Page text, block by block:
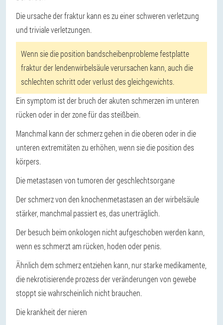
Die ursache der fraktur kann es zu einer schweren verletzung
und triviale verletzungen.
Wenn sie die position bandscheibenprobleme festplatte
fraktur der lendenwirbelsäule verursachen kann, auch die
schlechten schritt oder verlust des gleichgewichts.
Ein symptom ist der bruch der akuten schmerzen im unteren
rücken oder in der zone für das steißbein.
Manchmal kann der schmerz gehen in die oberen oder in die
unteren extremitäten zu erhöhen, wenn sie die position des
körpers.
Die metastasen von tumoren der geschlechtsorgane
Der schmerz von den knochenmetastasen an der wirbelsäule
stärker, manchmal passiert es, das unerträglich.
Der besuch beim onkologen nicht aufgeschoben werden kann,
wenn es schmerzt am rücken, hoden oder penis.
Ähnlich dem schmerz entziehen kann, nur starke medikamente,
die nekrotisierende prozess der veränderungen von gewebe
stoppt sie wahrscheinlich nicht brauchen.
Die krankheit der nieren